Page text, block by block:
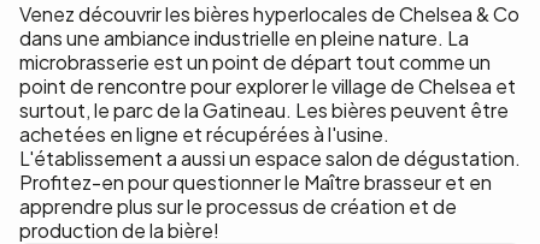
Venez découvrir les bières hyperlocales de Chelsea & Co
dans une ambiance industrielle en pleine nature. La
microbrasserie est un point de départ tout comme un
point de rencontre pour explorer le village de Chelsea et
surtout, le parc de la Gatineau. Les bières peuvent être
achetées en ligne et récupérées à l'usine.
L'établissement a aussi un espace salon de dégustation.
Profitez-en pour questionner le Maître brasseur et en
apprendre plus sur le processus de création et de
production de la bière!